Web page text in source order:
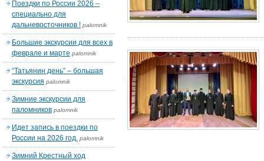
Поездки по России 2026 –
специально для
дальневосточников ! palomnik
Большие экскурсии для всех в
феврале и марте palomnik
“Татьянин день” – большая
экскурсия palomnik
Зимние экскурсии для
паломников palomnik
Идет запись в поездки по
России на 2026 год. palomnik
Зимний Крестный ход